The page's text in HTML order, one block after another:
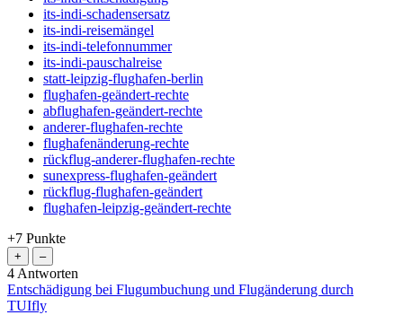
its-indi-schadensersatz
its-indi-reisemängel
its-indi-telefonnummer
its-indi-pauschalreise
statt-leipzig-flughafen-berlin
flughafen-geändert-rechte
abflughafen-geändert-rechte
anderer-flughafen-rechte
flughafenänderung-rechte
rückflug-anderer-flughafen-rechte
sunexpress-flughafen-geändert
rückflug-flughafen-geändert
flughafen-leipzig-geändert-rechte
+7 Punkte
4 Antworten
Entschädigung bei Flugumbuchung und Flugänderung durch
TUIfly